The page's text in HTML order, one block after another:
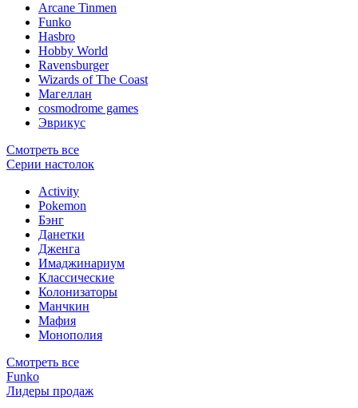
Arcane Tinmen
Funko
Hasbro
Hobby World
Ravensburger
Wizards of The Coast
Магеллан
сosmodrome games
Эврикус
Смотреть все
Серии настолок
Activity
Pokemon
Бэнг
Данетки
Дженга
Имаджинариум
Классические
Колонизаторы
Манчкин
Мафия
Монополия
Смотреть все
Funko
Лидеры продаж